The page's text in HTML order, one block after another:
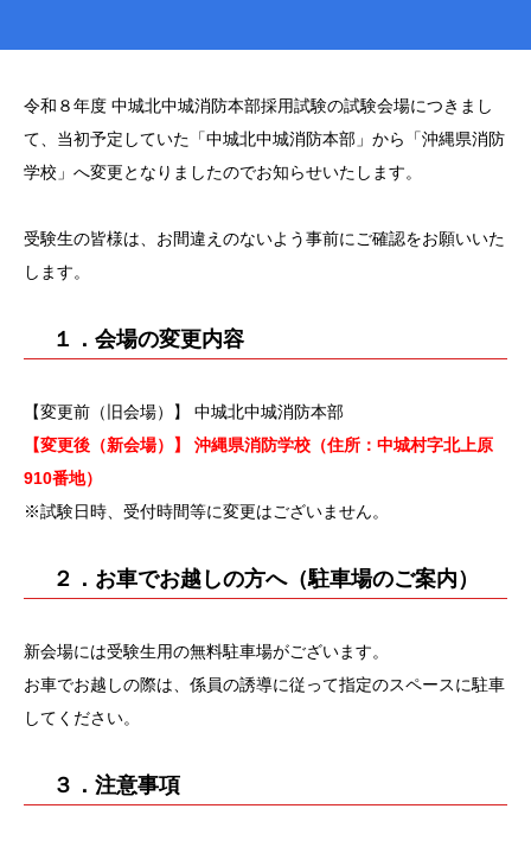
令和８年度 中城北中城消防本部採用試験の試験会場につきまし
て、当初予定していた「中城北中城消防本部」から「沖縄県消防
学校」へ変更となりましたのでお知らせいたします。
受験生の皆様は、お間違えのないよう事前にご確認をお願いいた
します。
１．会場の変更内容
【変更前（旧会場）】 中城北中城消防本部
【変更後（新会場）】 沖縄県消防学校（住所：中城村字北上原
910番地）
※試験日時、受付時間等に変更はございません。
２．お車でお越しの方へ（駐車場のご案内）
新会場には受験生用の無料駐車場がございます。
お車でお越しの際は、係員の誘導に従って指定のスペースに駐車
してください。
３．注意事項